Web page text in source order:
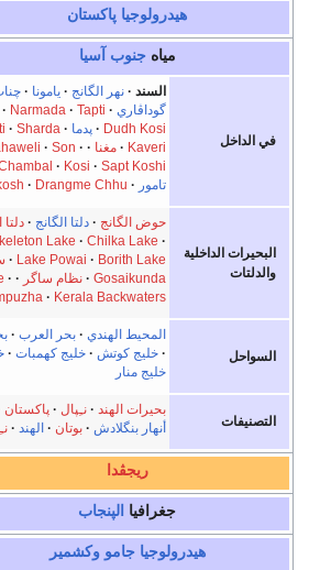
هيدرولوجيا پاكستان
مياهجنوب آسيا
في الداخل
السند نهر الگانج يامونا
گوداڤاري
Narmada Tapti
Dudh Kosi
پدما Sharda
Kaveri
مغنا
Son
Kosi
Sapt Koshi
تامور
Drangme Chhu
البحيرات الداخلية
والدلتات
حوض الگانج دلتا الگانج دلتا
Lake
Chilka Lake
Lake Powai
Borith Lake
Gosaikunda
نظام ساگر
Kerala Backwaters
السواحل
المحيط الهندي بحر العرب
خليج كوتش
خليج كهمبات
خليج منار
التصنيفات
بحيرات الهند نـِپال پاكستان
أنهار بنگلادش
بوتان الهند
ريجڤدا
جغرافيا الپنجاب
هيدرولوجيا جامو وكشمير